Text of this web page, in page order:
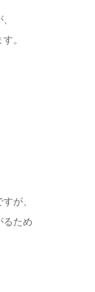
。
が、
るため